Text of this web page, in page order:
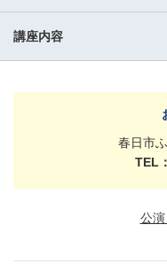
講座内容
春日市
TEL
公